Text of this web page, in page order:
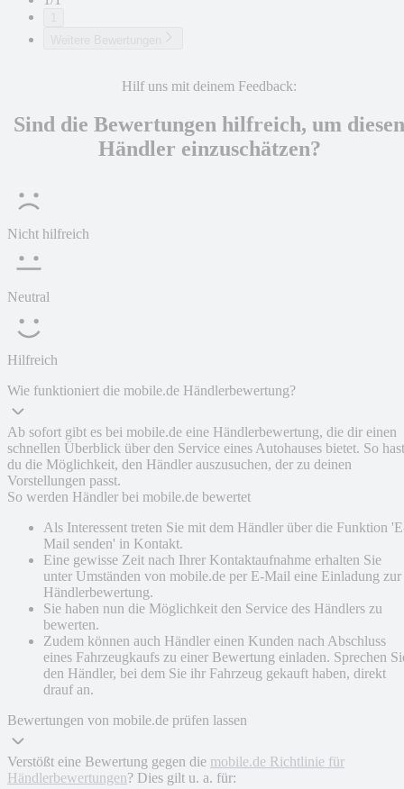
Hilf uns mit deinem Feedback:
Sind die Bewertungen hilfreich, um diesen
Händler einzuschätzen?
Nicht hilfreich
Neutral
Hilfreich
Wie funktioniert die mobile.de Händlerbewertung?
Ab sofort gibt es bei mobile.de eine Händlerbewertung, die dir einen
schnellen Überblick über den Service eines Autohauses bietet. So hast
du die Möglichkeit, den Händler auszusuchen, der zu deinen
Vorstellungen passt.
So werden Händler bei mobile.de bewertet
Als Interessent treten Sie mit dem Händler über die Funktion
Mail senden' in Kontakt.
Eine gewisse Zeit nach Ihrer Kontaktaufnahme erhalten Sie
unter Umständen von mobile.de per E-Mail eine Einladung zur
Händlerbewertung.
Sie haben nun die Möglichkeit den Service des Händlers zu
bewerten.
Zudem können auch Händler einen Kunden nach Abschluss
eines Fahrzeugkaufs zu einer Bewertung einladen. Sprechen
den Händler, bei dem Sie ihr Fahrzeug gekauft haben, direkt
drauf an.
Bewertungen von mobile.de prüfen lassen
Verstößt eine Bewertung gegen die mobile.de Richtlinie für
Händlerbewertungen? Dies gilt u. a. für: